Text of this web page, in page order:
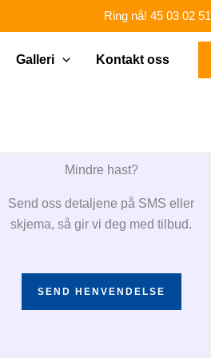
Ring nå! 45 03 02 51
Galleri Kontakt oss
Mindre hast?
Send oss detaljene på SMS eller
skjema, så gir vi deg med tilbud.
SEND HENVENDELSE